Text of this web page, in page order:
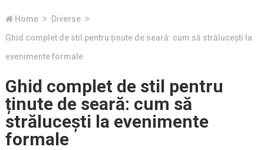
Home
Diverse
Ghid complet de stil pentru ținute de seară: cum să strălucești la
evenimente formale
Ghid complet de stil pentru
ținute de seară: cum să
strălucești la evenimente
formale